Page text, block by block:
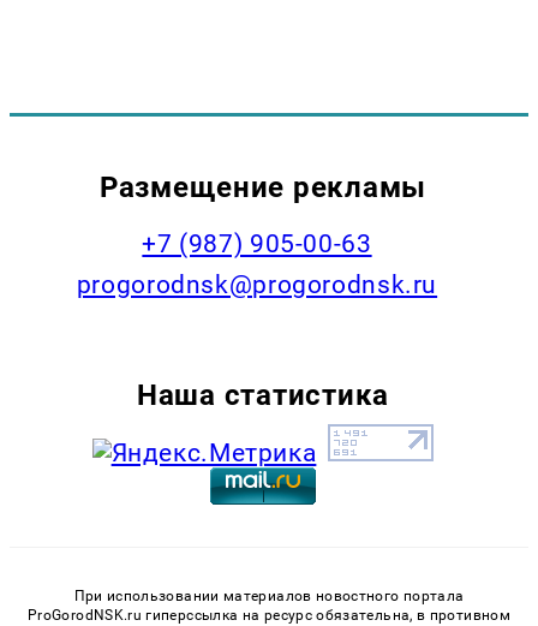
Размещение рекламы
+7 (987) 905-00-63
progorodnsk@progorodnsk.ru
Наша статистика
При использовании материалов новостного портала
ProGorodNSK.ru гиперссылка на ресурс обязательна, в противном